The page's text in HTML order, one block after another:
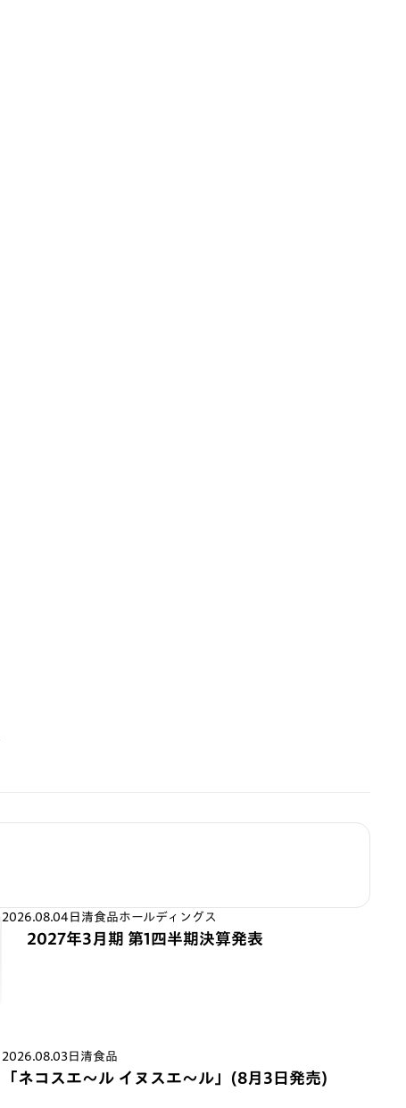
2026.08.04 日清食品ホールディングス
2027年3月期 第1四半期決算発表
2026.08.03 日清食品
「ネコスエ～ル イヌスエ～ル」(8月3日発売)